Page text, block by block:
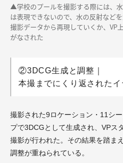
▲学校のプールを撮影する際には、
は表現できないので、水の反射など
撮影データから再現していくか、VP
がなされた
②3DCG生成と調整｜
本撮までにくり返された
撮影された9ロケーション・11シ
プで3DCGとして生成され、VPス
撮影が行われた。その結果を踏ま
調整が重ねられている。